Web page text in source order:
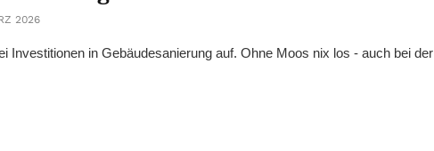
2026
Investitionen in Gebäudesanierung auf. Ohne Moos nix los - auch bei der